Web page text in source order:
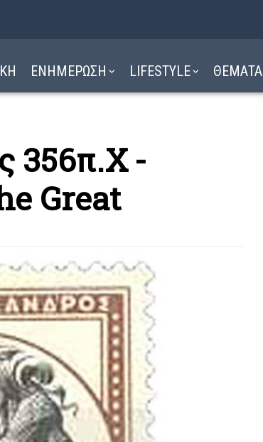
ΕΝΗΜΕΡΩΣΗ LIFESTYLE ΘΕΜΑΤΑ
356π.Χ -
Great